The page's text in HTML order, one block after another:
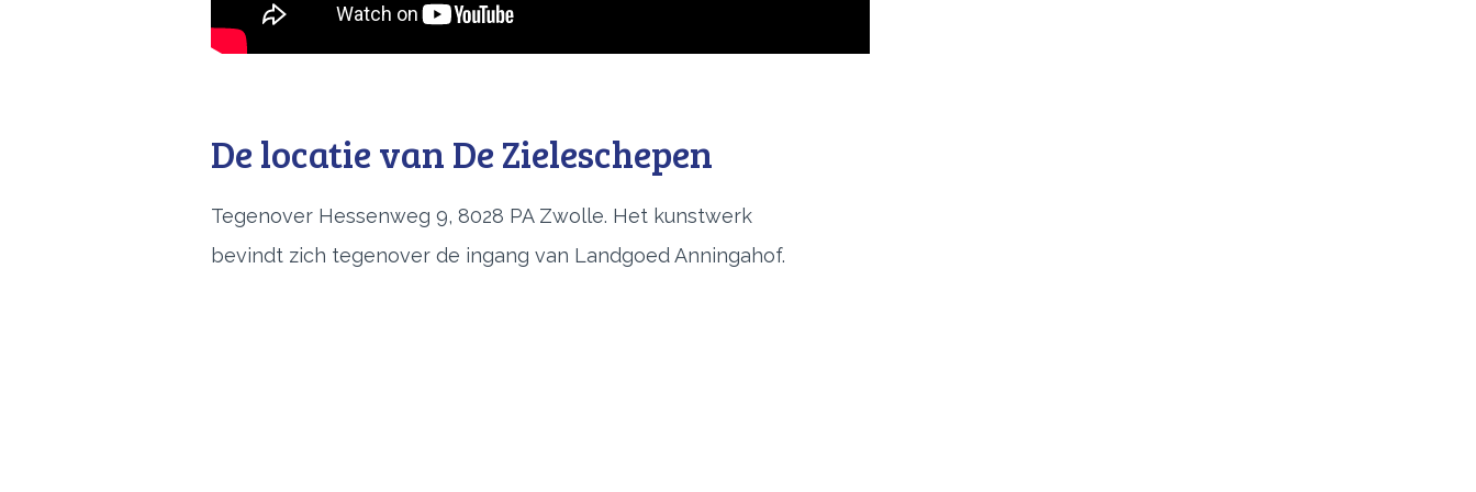
De locatie van De Zieleschepen
Tegenover Hessenweg 9, 8028 PA Zwolle. Het kunstwerk
bevindt zich tegenover de ingang van Landgoed Anningahof.